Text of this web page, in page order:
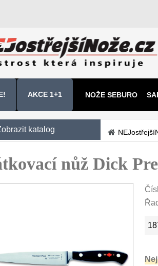
AKCE 1+1 NOŽE SEBURO
katalog
kuchyňských nožů 9
nože
nůž Dick